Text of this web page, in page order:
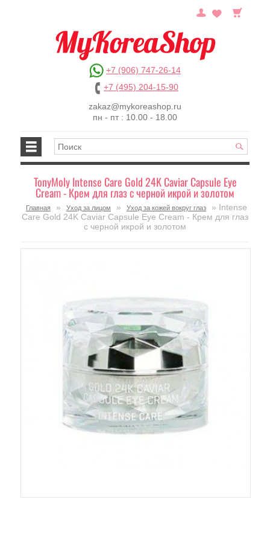
+7 (906) 747-26-14
+7 (495) 204-15-90
zakaz@mykoreashop.ru
пн - пт : 10.00 - 18.00
TonyMoly Intense Care Gold 24K Caviar Capsule Eye
Cream - Крем для глаз с черной икрой и золотом
Главная » Уход за лицом » Уход за кожей вокруг глаз
» Intense
Care Gold 24K Caviar Capsule Eye Cream - Крем для глаз
с черной икрой и золотом